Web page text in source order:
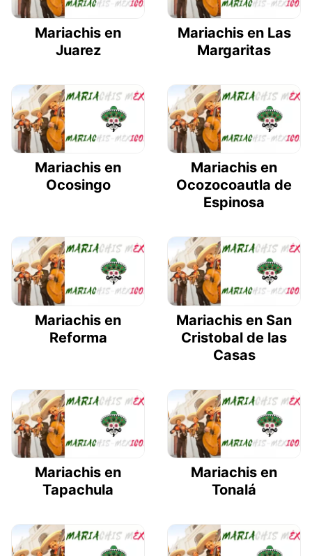
Mariachis en
Juarez
Mariachis en Las
Margaritas
Mariachis en
Ocosingo
Mariachis en
Ocozocoautla de
Espinosa
Mariachis en
Reforma
Mariachis en San
Cristobal de las
Casas
Mariachis en
Tapachula
Mariachis en
Tonalá